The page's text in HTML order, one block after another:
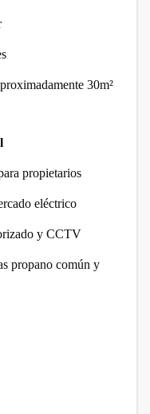
30m²
propietarios
eléctrico
y CCTV
propano común y